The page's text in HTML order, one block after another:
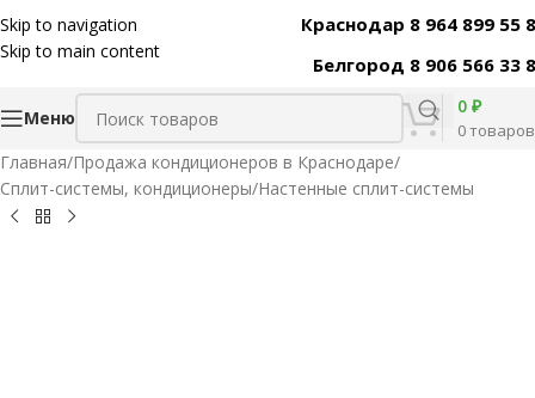
Skip to navigation
Skip to main content
Краснодар 8 964 899 55
Белгород 8 906 566 33
Меню
0товаров
0 ₽
Главная/Продажа кондиционеров в Краснодаре/
Сплит-системы, кондиционеры/Настенные сплит-системы
Код товара:46851